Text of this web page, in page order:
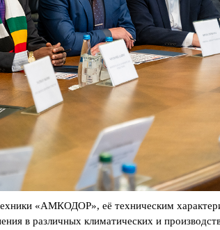
«АМКОДОР», её техническим
в различных климатических и